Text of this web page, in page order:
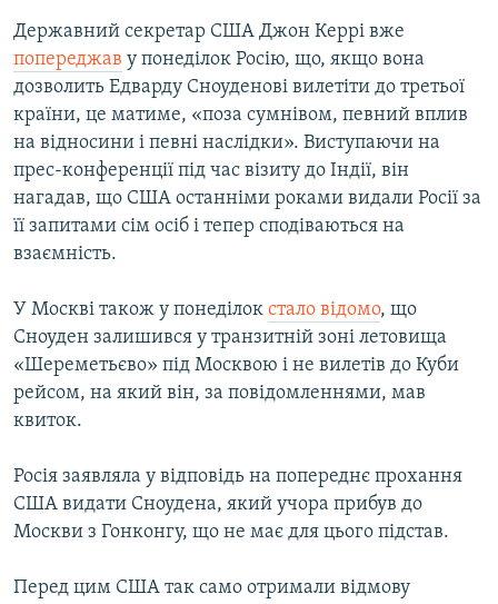
Державний секретар США Джон Керрі вже
попереджав у понеділок Росію, що, якщо вона
дозволить Едварду Сноуденові вилетіти до третьої
країни, це матиме, «поза сумнівом, певний вплив
на відносини і певні наслідки». Виступаючи на
прес-конференції під час візиту до Індії, він
нагадав, що США останніми роками видали Росії за
її запитами сім осіб і тепер сподіваються на
взаємність.
У Москві також у понеділок стало відомо, що
Сноуден залишився у транзитній зоні летовища
«Шереметьєво» під Москвою і не вилетів до Куби
рейсом, на який він, за повідомленнями, мав
квиток.
Росія заявляла у відповідь на попереднє прохання
США видати Сноудена, який учора прибув до
Москви з Гонконгу, що не має для цього підстав.
Перед цим США так само отримали відмову